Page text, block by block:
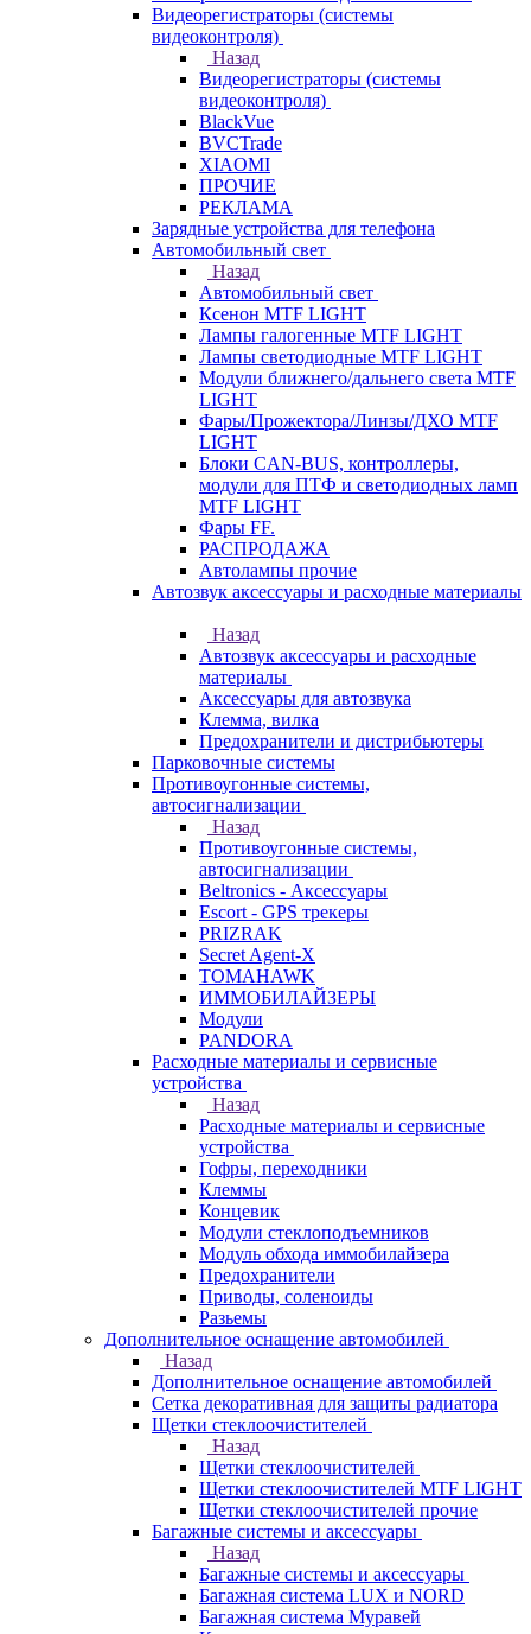
Видеорегистраторы (системы
видеоконтроля)
Назад
Видеорегистраторы (системы
видеоконтроля)
BlackVue
BVCTrade
XIAOMI
ПРОЧИЕ
РЕКЛАМА
Зарядные устройства для телефона
Автомобильный свет
Назад
Автомобильный свет
Ксенон MTF LIGHT
Лампы галогенные MTF LIGHT
Лампы светодиодные MTF LIGHT
Модули ближнего/дальнего света MTF
LIGHT
Фары/Прожектора/Линзы/ДХО MTF
LIGHT
Блоки CAN-BUS, контроллеры,
модули для ПТФ и светодиодных ламп
MTF LIGHT
Фары FF.
РАСПРОДАЖА
Автолампы прочие
Автозвук аксессуары и расходные материалы
Назад
Автозвук аксессуары и расходные
материалы
Аксессуары для автозвука
Клемма, вилка
Предохранители и дистрибьютеры
Парковочные системы
Противоугонные системы,
автосигнализации
Назад
Противоугонные системы,
автосигнализации
Beltronics - Аксессуары
Escort - GPS трекеры
PRIZRAK
Secret Agent-X
TOMAHAWK
ИММОБИЛАЙЗЕРЫ
Модули
PANDORA
Расходные материалы и сервисные
устройства
Назад
Расходные материалы и сервисные
устройства
Гофры, переходники
Клеммы
Концевик
Модули стеклоподъемников
Модуль обхода иммобилайзера
Предохранители
Приводы, соленоиды
Разьемы
Дополнительное оснащение автомобилей
Назад
Дополнительное оснащение автомобилей
Сетка декоративная для защиты радиатора
Щетки стеклоочистителей
Назад
Щетки стеклоочистителей
Щетки стеклоочистителей MTF LIGHT
Щетки стеклоочистителей прочие
Багажные системы и аксессуары
Назад
Багажные системы и аксессуары
Багажная система LUX и NORD
Багажная система Муравей